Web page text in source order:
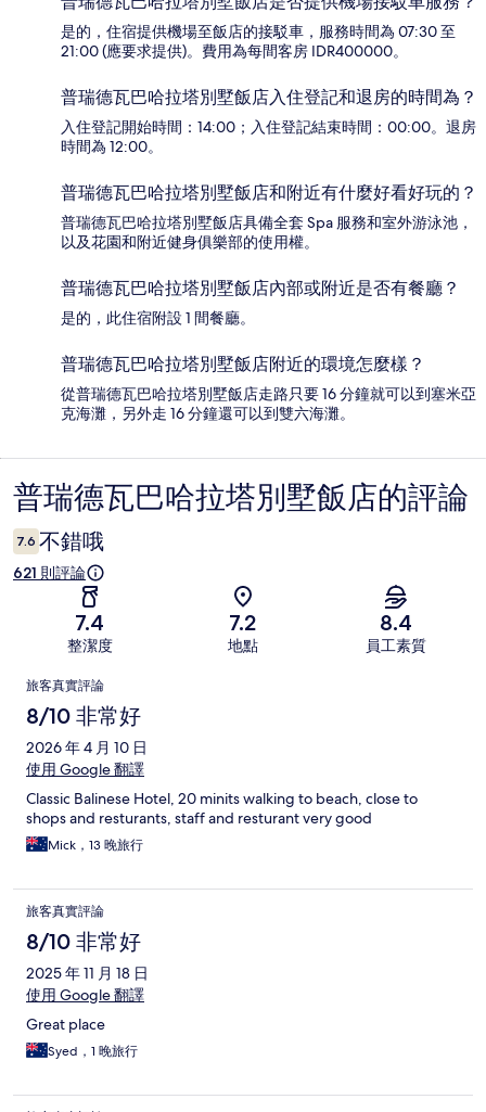
是的，住宿提供機場至飯店的接駁車，服務時間為 07:30 至
21:00 (應要求提供)。費用為每間客房 IDR400000。
普瑞德瓦巴哈拉塔別墅飯店入住登記和退房的時間為？
入住登記開始時間：14:00；入住登記結束時間：00:00。退房
時間為 12:00。
普瑞德瓦巴哈拉塔別墅飯店和附近有什麼好看好玩的？
普瑞德瓦巴哈拉塔別墅飯店具備全套 Spa 服務和室外游泳池，
以及花園和附近健身俱樂部的使用權。
普瑞德瓦巴哈拉塔別墅飯店內部或附近是否有餐廳？
是的，此住宿附設 1 間餐廳。
普瑞德瓦巴哈拉塔別墅飯店附近的環境怎麼樣？
從普瑞德瓦巴哈拉塔別墅飯店走路只要 16 分鐘就可以到塞米亞
克海灘，另外走 16 分鐘還可以到雙六海灘。
評
論
普瑞德瓦巴哈拉塔別墅飯店的評論
7.6 不錯哦
621 則評論
7.4
整潔度
7.2
地點
8.4
員工素質
評
論
旅客真實評論
8/10 非常好
2026 年 4 月 10 日
使用 Google 翻譯
Classic Balinese Hotel, 20 minits walking to beach, close to
shops and resturants, staff and resturant very good
Mick，13 晚旅行
旅客真實評論
8/10 非常好
2025 年 11 月 18 日
使用 Google 翻譯
Great place
Syed，1 晚旅行